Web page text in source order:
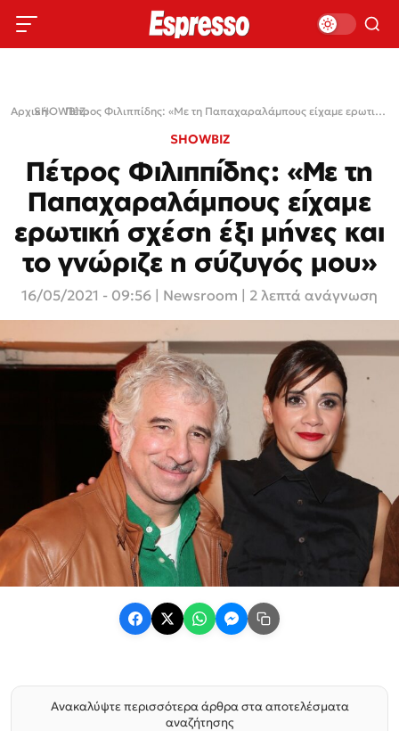
Αρχική›
SHOWBIZ› Πέτρος Φιλιππίδης: «Με τη Παπαχαραλάμπους είχαμε ερωτική σχέση έξι μήνες και το γνώριζε η σύζυγός μου»
SHOWBIZ
Πέτρος Φιλιππίδης: «Με τη
Παπαχαραλάμπους είχαμε
ερωτική σχέση έξι μήνες και
το γνώριζε η σύζυγός μου»
16/05/2021 - 09:56 Newsroom | 2 λεπτά ανάγνωση
Ανακαλύψτε περισσότερα άρθρα στα αποτελέσματα
αναζήτησης